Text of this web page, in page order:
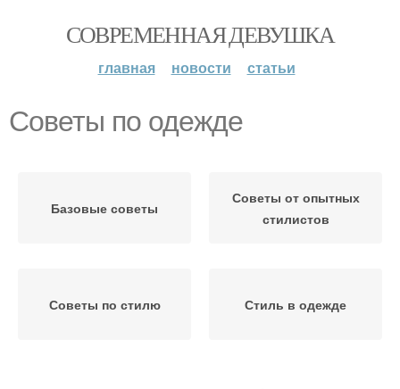
СОВРЕМЕННАЯ ДЕВУШКА
главная новости статьи
Советы по одежде
Базовые советы
Советы от опытных
стилистов
Советы по стилю Стиль в одежде